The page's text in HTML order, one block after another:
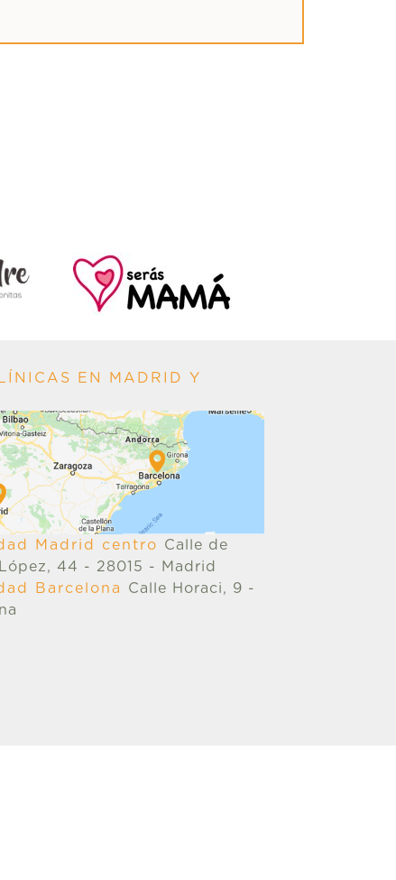
EN MADRID Y
Madrid centro
Calle de
44 - 28015 - Madrid
Barcelona
Calle Horaci, 9 -